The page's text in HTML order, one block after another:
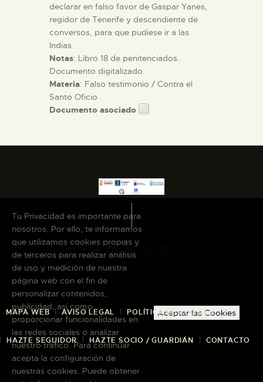
declarar en falso favor de Gaspar Yanes,
regidor de Tenerife y descendiente de
conversos, para que pudiese ir a las
Indias.
Notas: Libro 18 de penitenciados.
Documento digitalizado.
Materia: Falso testimonio / Contra el
Santo Oficio
Documento asociado
MAPA WEB AVISO LEGAL POLÍTICA DE COOKIES
HAZTE SEGUIDOR HAZTE SOCIO / GUARDIÁN CONTACTO
Tu Privacidad es importante para
nosotros. Por ello, te informamos
que utilizamos cookies propias y
de terceros para realizar análisis
de uso y medición de nuestra
página web con el fin de
personalizar contenidos,
publicidad, así como
proporcionar funcionalidades en
las redes sociales o analizar
nuestro tráfico. Para continuar
acepta la configuración de
nuestras cookies. Puede obtener
Aceptar las Cookies